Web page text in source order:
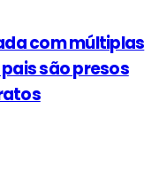
com múltiplas
são presos